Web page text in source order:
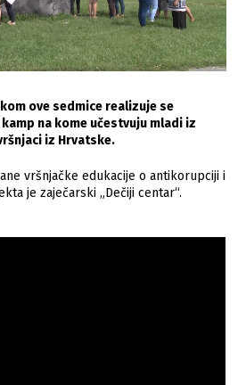
ove sedmice realizuje se
na kome učestvuju mladi iz
iz Hrvatske.
vršnjačke edukacije o antikorupciji i
je zaječarski „Dečiji centar“.